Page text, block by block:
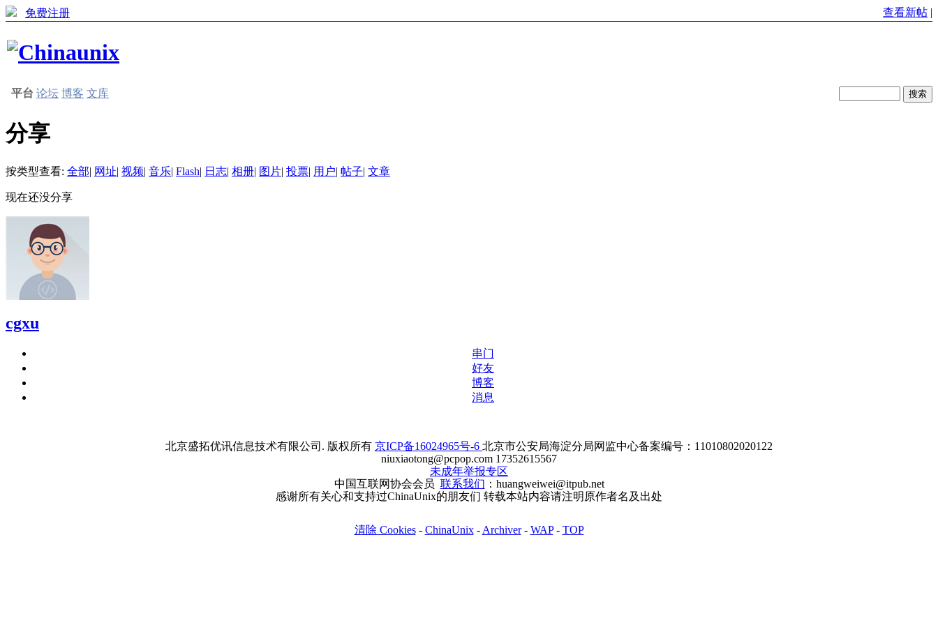
免费注册 查看新帖 |
平台 论坛 博客 文库
分享
按类型查看: 全部| 网址| 视频| 音乐| Flash| 日志| 相册| 图片| 投票| 用户| 帖子| 文章
现在还没分享
cgxu
串门
好友
博客
消息
北京盛拓优讯信息技术有限公司. 版权所有 京ICP备16024965号-6 北京市公安局海淀分局网监中心备案编号：11010802020122
niuxiaotong@pcpop.com 17352615567
未成年举报专区
中国互联网协会会员 联系我们 ：huangweiwei@itpub.net
感谢所有关心和支持过ChinaUnix的朋友们 转载本站内容请注明原作者名及出处
清除 Cookies- ChinaUnix- Archiver- WAP- TOP